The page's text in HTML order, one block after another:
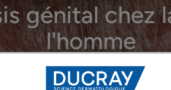
génital chez
l'homme
, approuvé parnos experts